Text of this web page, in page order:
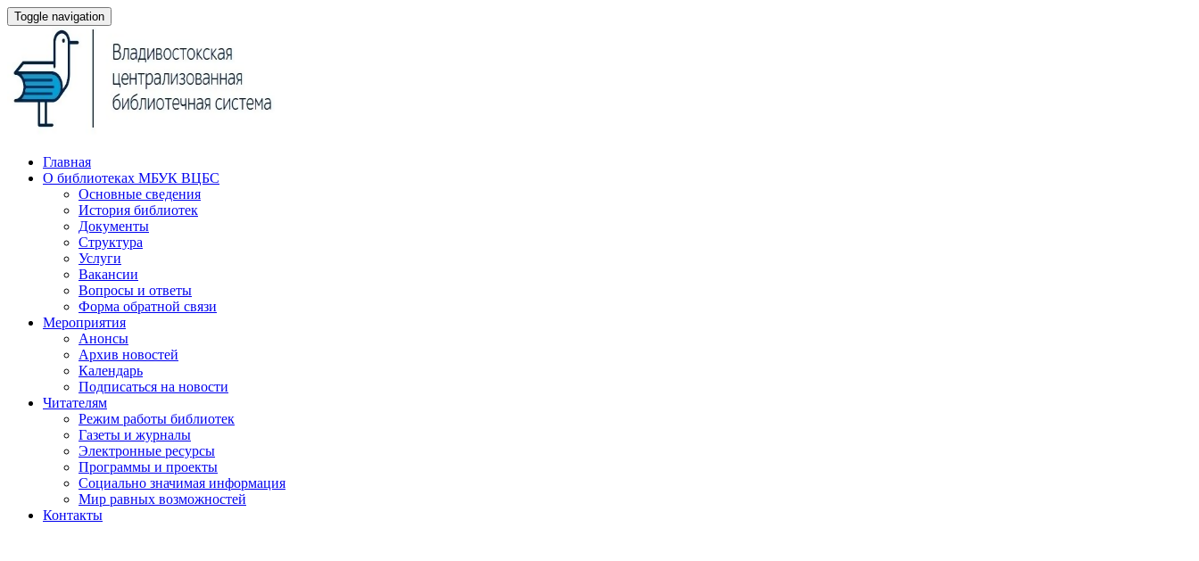
Toggle navigation
Главная
О библиотеках МБУК ВЦБС
Основные сведения
История библиотек
Документы
Структура
Услуги
Вакансии
Вопросы и ответы
Форма обратной связи
Мероприятия
Анонсы
Архив новостей
Календарь
Подписаться на новости
Читателям
Режим работы библиотек
Газеты и журналы
Электронные ресурсы
Программы и проекты
Социально значимая информация
Мир равных возможностей
Контакты